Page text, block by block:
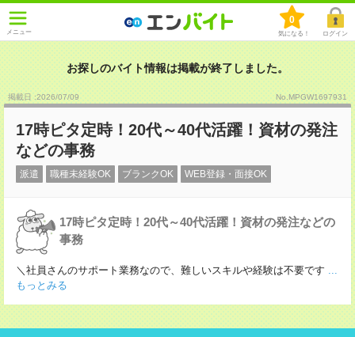
メニュー
0
気になる！ ログイン
お探しのバイト情報は掲載が終了しました。
掲載日 :2026/07/09 No.MPGW1697931
17時ピタ定時！20代～40代活躍！資材の発注
などの事務
派遣 職種未経験OK ブランクOK WEB登録・面接OK
17時ピタ定時！20代～40代活躍！資材の発注などの
事務
＼社員さんのサポート業務なので、難しいスキルや経験は不要です ...
もっとみる